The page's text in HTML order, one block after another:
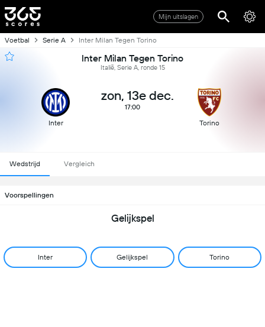
Mijn uitslagen
Voetbal Serie A Inter Milan Tegen Torino
Inter Milan Tegen Torino
Italië, Serie A, ronde 15
Inter
zon, 13e dec.
17:00
Torino
Wedstrijd Vergleich
Voorspellingen
Gelijkspel
Inter Gelijkspel Torino